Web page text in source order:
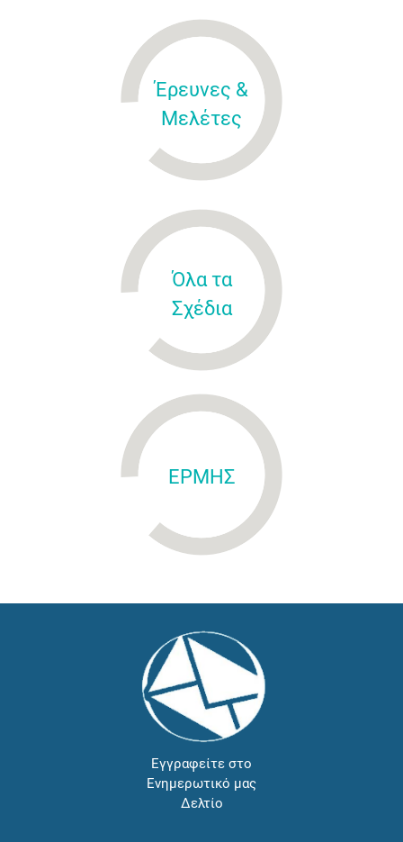
Έρευνες &
Μελέτες
Όλα τα
Σχέδια
ΕΡΜΗΣ
Εγγραφείτε στο
Ενημερωτικό μας
Δελτίο